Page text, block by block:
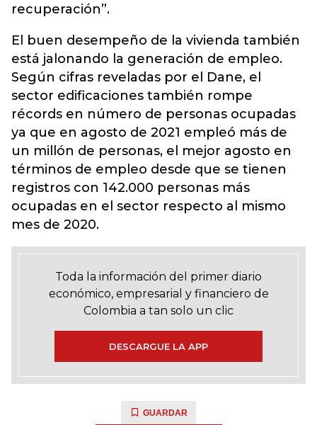
recuperación”.
El buen desempeño de la vivienda también
está jalonando la generación de empleo.
Según cifras reveladas por el Dane, el
sector edificaciones también rompe
récords en número de personas ocupadas
ya que en agosto de 2021 empleó más de
un millón de personas, el mejor agosto en
términos de empleo desde que se tienen
registros con 142.000 personas más
ocupadas en el sector respecto al mismo
mes de 2020.
Toda la información del primer diario
económico, empresarial y financiero de
Colombia a tan solo un clic
DESCARGUE LA APP
GUARDAR